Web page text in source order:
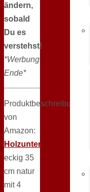
ändern,
sobald
Du es
verstehst!
*Werbung
Ende*
Produktbeschreibung
von
Amazon:
Holzuntersetzer
eckig 35
cm natur
mit 4